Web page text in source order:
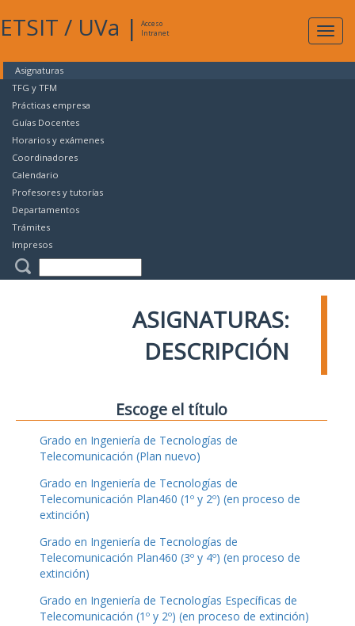
ETSIT / UVa |
Acceso
Intranet
Asignaturas
TFG y TFM
Prácticas empresa
Guías Docentes
Horarios y exámenes
Coordinadores
Calendario
Profesores y tutorías
Departamentos
Trámites
Impresos
ASIGNATURAS:
DESCRIPCIÓN
Escoge el título
Grado en Ingeniería de Tecnologías de
Telecomunicación (Plan nuevo)
Grado en Ingeniería de Tecnologías de
Telecomunicación Plan460 (1º y 2º) (en proceso de
extinción)
Grado en Ingeniería de Tecnologías de
Telecomunicación Plan460 (3º y 4º) (en proceso de
extinción)
Grado en Ingeniería de Tecnologías Específicas de
Telecomunicación (1º y 2º) (en proceso de extinción)